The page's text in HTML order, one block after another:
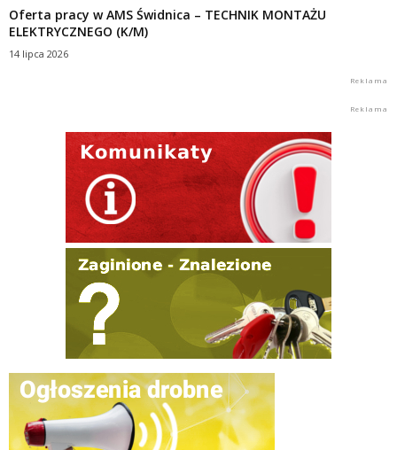
Oferta pracy w AMS Świdnica – TECHNIK MONTAŻU
ELEKTRYCZNEGO (K/M)
14 lipca 2026